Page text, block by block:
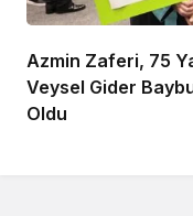
Azmin Zaferi, 75
Veysel Gider
Oldu